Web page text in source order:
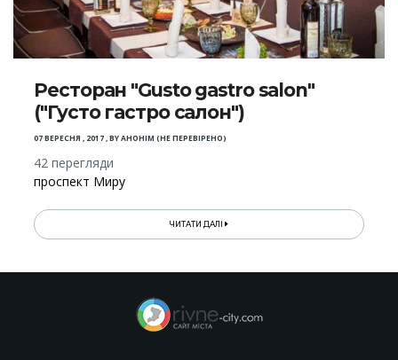
Ресторан "Gusto gastro salon"
("Густо гастро салон")
07 ВЕРЕСНЯ , 2017,BYАНОНІМ (НЕ ПЕРЕВІРЕНО)
42 перегляди
проспект Миру
ЧИТАТИ ДАЛІ